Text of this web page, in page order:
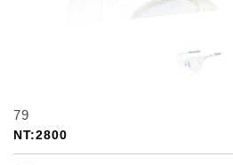
79
NT:2800